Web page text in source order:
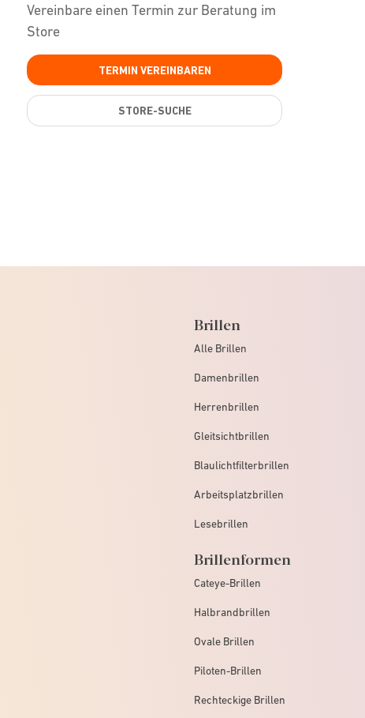
Vereinbare einen Termin zur Beratung im
Store
TERMIN VEREINBAREN
STORE-SUCHE
Brillen
Alle Brillen
Damenbrillen
Herrenbrillen
Gleitsichtbrillen
Blaulichtfilterbrillen
Arbeitsplatzbrillen
Lesebrillen
Brillenformen
Cateye-Brillen
Halbrandbrillen
Ovale Brillen
Piloten-Brillen
Rechteckige Brillen